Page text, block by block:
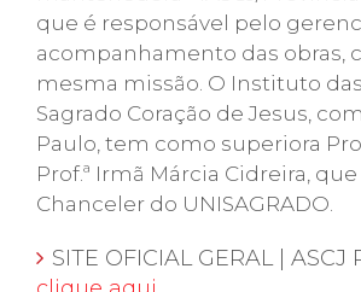
que é responsável pelo
acompanhamento das obras,
mesma missão. O Instituto
Sagrado Coração de Jesus,
Paulo, tem como superiora
Prof.ª Irmã Márcia Cidreira, que
Chanceler do UNISAGRADO.
SITE OFICIAL GERAL | ASCJ